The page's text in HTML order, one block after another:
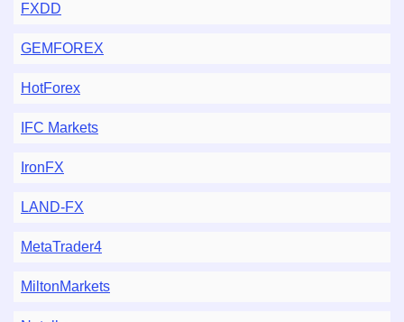
FXDD
GEMFOREX
HotForex
IFC Markets
IronFX
LAND-FX
MetaTrader4
MiltonMarkets